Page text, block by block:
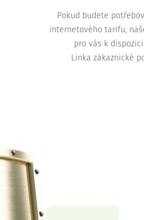
Pokud budete
internetového tarifu,
pro vás k
Linka zákaznické